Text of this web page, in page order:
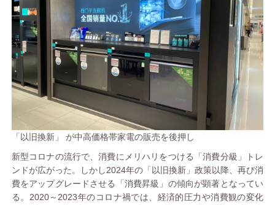
「以旧換新」 が中高価格帯家電の販売を後押し
新型コロナの流行で、消費にメリハリをつける「消費分級」トレ
ンドが広がった。しかし2024年の「以旧換新」政策以降、再び消
費をアップグレードさせる「消費昇級」の傾向が顕著となってい
る。2020～2023年のコロナ禍では、経済的圧力や消費観の変化